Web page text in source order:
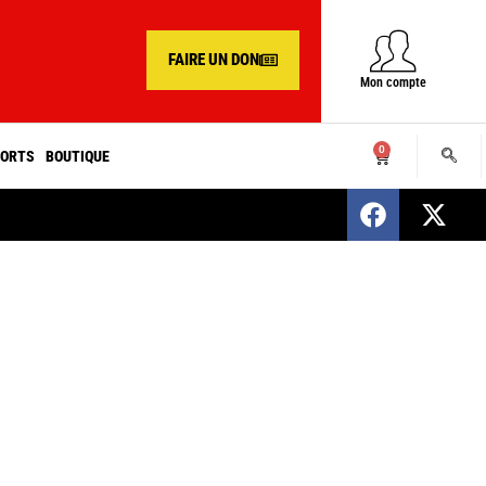
FAIRE UN DON
Mon compte
BOUTIQUE 0
SENEGAL : Nomination d’un nouveau